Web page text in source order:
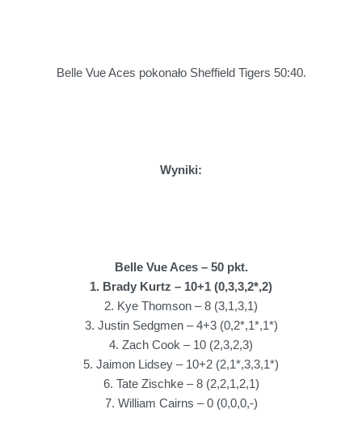
Belle Vue Aces pokonało Sheffield Tigers 50:40.
Wyniki:
Belle Vue Aces – 50 pkt.
1. Brady Kurtz – 10+1 (0,3,3,2*,2)
2. Kye Thomson – 8 (3,1,3,1)
3. Justin Sedgmen – 4+3 (0,2*,1*,1*)
4. Zach Cook – 10 (2,3,2,3)
5. Jaimon Lidsey – 10+2 (2,1*,3,3,1*)
6. Tate Zischke – 8 (2,2,1,2,1)
7. William Cairns – 0 (0,0,0,-)